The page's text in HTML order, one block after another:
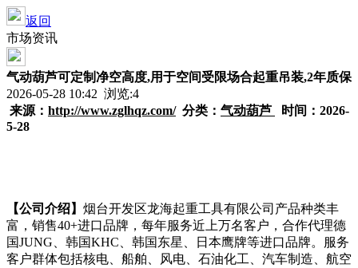
返回
市场资讯
气动葫芦可定制净空高度,用于空间受限场合起重吊装,2年质保
2026-05-28 10:42 浏览:4
来源： http://www.zglhqz.com/分类： 气动葫芦
时间：2026-
5-28
【公司介绍】 烟台开发区龙海起重工具有限公司产品种类丰
富，销售40+进口品牌，每年服务近上万名客户，合作代理德
国JUNG、韩国KHC、韩国东星、日本鹰牌等进口品牌。服务
客户群体包括核电、船舶、风电、石油化工、汽车制造、航空